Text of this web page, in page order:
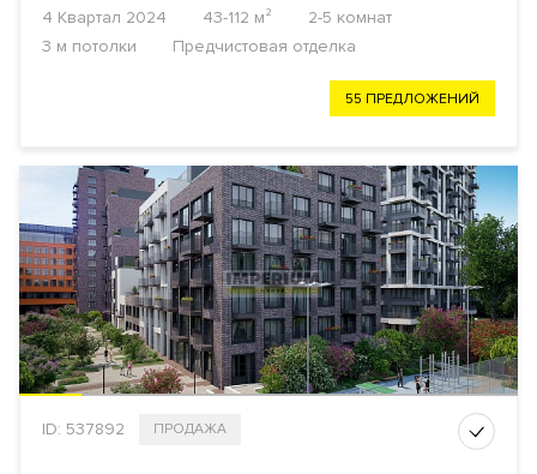
4 Квартал 2024
43-112 м²
2-5 комнат
3 м потолки
Предчистовая отделка
55 ПРЕДЛОЖЕНИЙ
ID: 537892 ПРОДАЖА